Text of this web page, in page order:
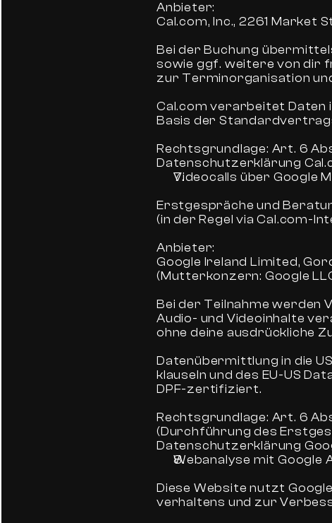
Anbieter:
Cal.com, Inc., 2261 Market
Bei der Buchung
sowie ggf. weitere von dir
zur Terminorganisation
Cal.com verarbeitet Daten
Basis der
Rechtsgrundlage: Art. 6
Datenschutzerklärung
Videocalls über Google
Erstgespräche und
(in der Regel via Cal.com-
Anbieter:
Google Ireland Limited,
(Mutterkonzern: Google
Bei der Teilnahme werden
Audio- und Videoinhalte
ohne deine ausdrückliche
Datenübermittlung in die
klauseln und des EU-US
DPF-zertifiziert.
Rechtsgrundlage: Art. 6
(Durchführung des
Datenschutzerklärung
Webanalyse mit Google
Diese Website nutzt
verhaltens und zur